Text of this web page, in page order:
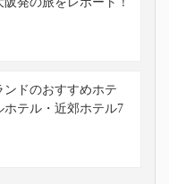
ドのおすすめホテ
ホテル・近郊ホテル7